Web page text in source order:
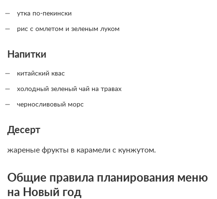
утка по-пекински
рис с омлетом и зеленым луком
Напитки
китайский квас
холодный зеленый чай на травах
черносливовый морс
Десерт
жареные фрукты в карамели с кунжутом.
Общие правила планирования меню
на Новый год